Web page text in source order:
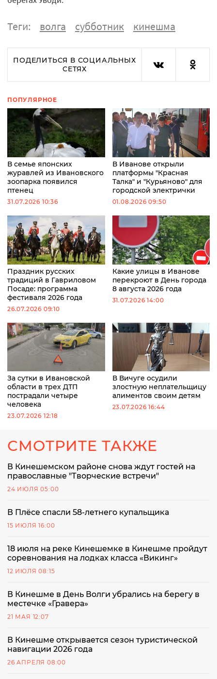
Теги: волга субботник кинешма
ПОДЕЛИТЬСЯ В СОЦИАЛЬНЫХ
СЕТЯХ
ПОПУЛЯРНОЕ
В семье японских
журавлей из Ивановского
зоопарка появился
птенец
31.07.2026 10:36
В Иванове открыли
платформы "Красная
Талка" и "Курьяново" для
городской электрички
01.08.2026 09:50
Праздник русских
традиций в Гавриловом
Посаде: программа
фестиваля 2026 года
26.07.2026 09:10
Какие улицы в Иванове
перекроют в День города
8 августа 2026 года
31.07.2026 14:00
За сутки в Ивановской
области в трех ДТП
пострадали четыре
человека
23.07.2026 12:18
В Вичуге осудили
злостную неплательщицу
алиментов своим детям
23.07.2026 16:44
СМОТРИТЕ ТАКЖЕ
В Кинешемском районе снова ждут гостей на
православные "Творческие встречи"
24 ИЮЛЯ 05:00
В Плёсе спасли 58-летнего купальщика
15 ИЮЛЯ 16:00
18 июля на реке Кинешемке в Кинешме пройдут
соревнования на лодках класса «Викинг»
12 ИЮЛЯ 08:15
В Кинешме в День Волги убрались на берегу в
местечке «Гравера»
21 МАЯ 12:07
В Кинешме открывается сезон туристической
навигации 2026 года
26 АПРЕЛЯ 08:00